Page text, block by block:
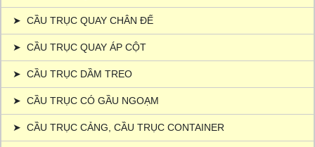
➤ CẦU TRỤC QUAY CHÂN ĐẾ
➤ CẦU TRỤC QUAY ÁP CỘT
➤ CẦU TRỤC DẦM TREO
➤ CẦU TRỤC CÓ GẦU NGOẠM
➤ CẦU TRỤC CẢNG, CẦU TRỤC CONTAINER